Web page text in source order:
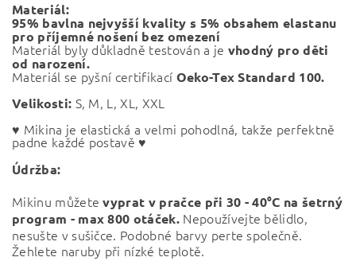
Materiál:
95% bavlna nejvyšší kvality s 5% obsahem elastanu
pro příjemné nošení bez omezení
Materiál byly důkladně testován a je vhodný pro děti
od narození.
Materiál se pyšní certifikací Oeko-Tex Standard 100.
Velikosti: S, M, L, XL, XXL
♥ Mikina je elastická a velmi pohodlná, takže perfektně
padne každé postavě ♥
Údržba:
Mikinu můžetevyprat v pračce při 30 - 40°C na šetrný
program - max 800 otáček. Nepoužívejte bělidlo,
nesušte v sušičce. Podobné barvy perte společně.
Žehlete naruby při nízké teplotě.